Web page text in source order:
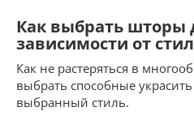
Как выбрать шторы
зависимости от
Как не растеряться в
выбрать способные
выбранный стиль.